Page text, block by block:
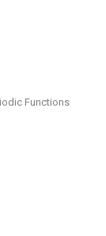
Functions